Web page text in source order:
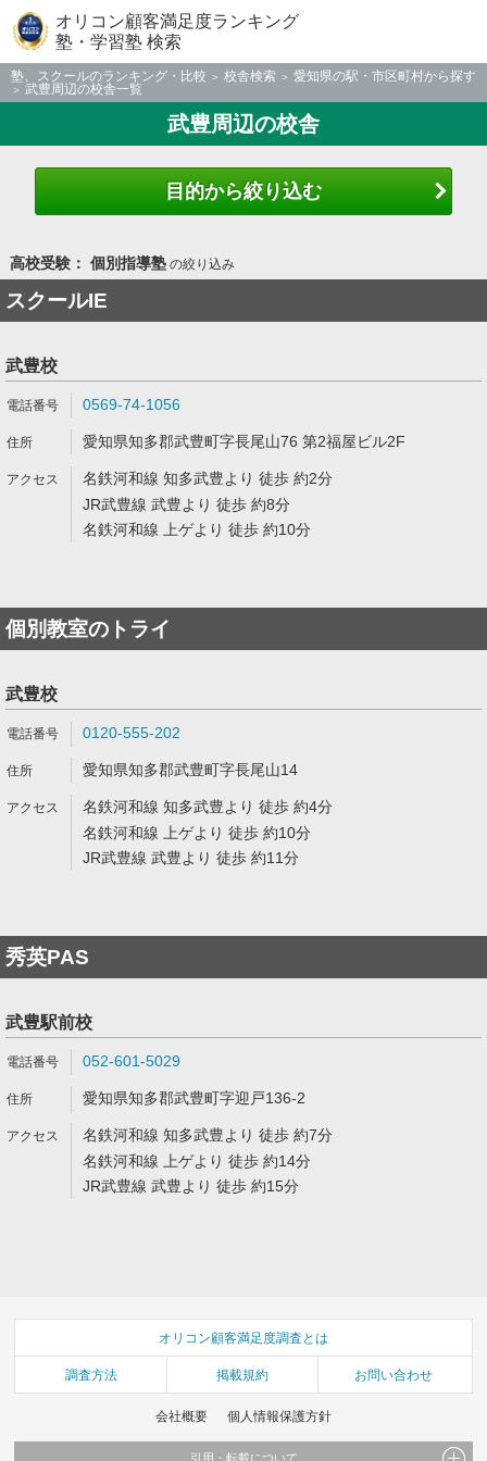
オリコン顧客満足度ランキング
塾・学習塾 検索
塾、スクールのランキング・比較 校舎検索
愛知県の駅・市区町村から探す
武豊周辺の校舎一覧
武豊周辺の校舎
目的から絞り込む
高校受験： 個別指導塾の絞り込み
スクールIE
武豊校
0569-74-1056
愛知県知多郡武豊町字長尾山76 第2福屋ビル2F
名鉄河和線 知多武豊より 徒歩 約2分
JR武豊線 武豊より 徒歩 約8分
名鉄河和線 上ゲより 徒歩 約10分
個別教室のトライ
武豊校
0120-555-202
愛知県知多郡武豊町字長尾山14
名鉄河和線 知多武豊より 徒歩 約4分
名鉄河和線 上ゲより 徒歩 約10分
JR武豊線 武豊より 徒歩 約11分
秀英PAS
武豊駅前校
052-601-5029
愛知県知多郡武豊町字迎戸136-2
名鉄河和線 知多武豊より 徒歩 約7分
名鉄河和線 上ゲより 徒歩 約14分
JR武豊線 武豊より 徒歩 約15分
オリコン顧客満足度調査とは
調査方法 掲載規約 お問い合わせ
会社概要 個人情報保護方針
引用・転載について